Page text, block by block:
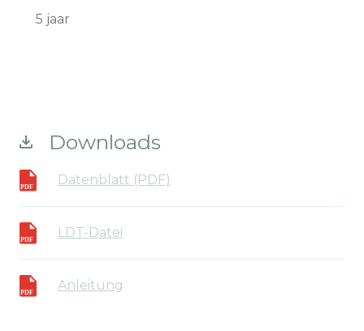
5 jaar
Downloads
Datenblatt (PDF)
LDT-Datei
Anleitung